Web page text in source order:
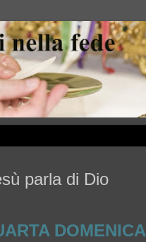
parla di Dio
DOMENICA